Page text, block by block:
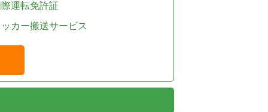
運転免許証
カー搬送サービス